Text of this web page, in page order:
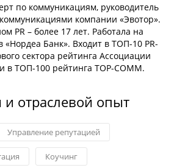
по коммуникациям, руководитель
компании «Эвотор».
PR – более 17 лет. Работала на
«Нордеа Банк». Входит в ТОП-10 PR-
сектора рейтинга Ассоциации
в ТОП-100 рейтинга TOP-COMM.
отраслевой опыт
Управление репутацией
Коучинг